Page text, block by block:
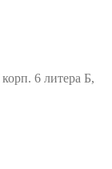
6 литера Б,